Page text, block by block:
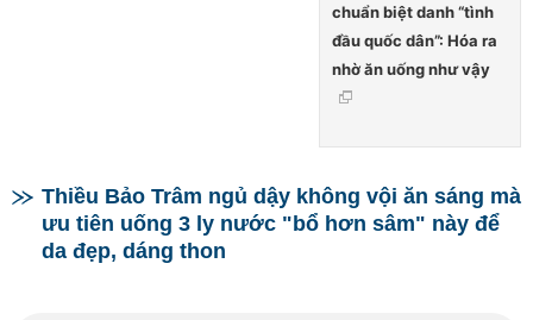
chuẩn biệt danh “tình
đầu quốc dân”: Hóa ra
nhờ ăn uống như vậy
Thiều Bảo Trâm ngủ dậy không vội ăn sáng mà
ưu tiên uống 3 ly nước "bổ hơn sâm" này để
da đẹp, dáng thon